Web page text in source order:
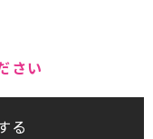
さい
る